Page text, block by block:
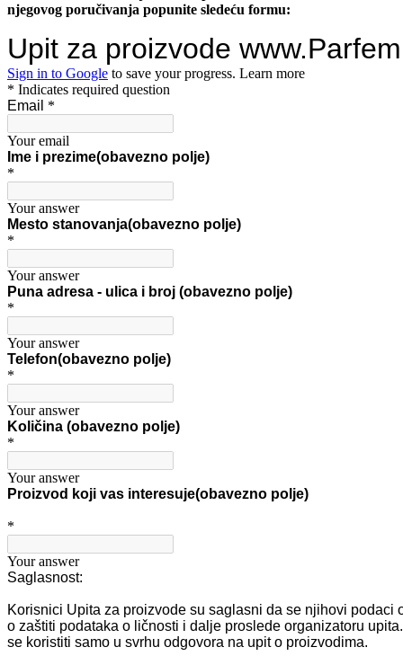
njegovog poručivanja popunite sledeću formu: